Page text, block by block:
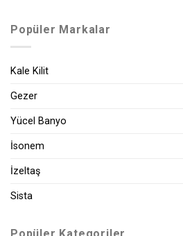
Popüler Markalar
Kale Kilit
Gezer
Yücel Banyo
İsonem
İzeltaş
Sista
Popüler Kategoriler